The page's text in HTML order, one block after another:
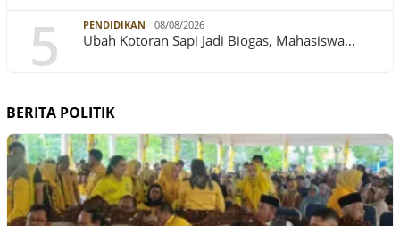
5 PENDIDIKAN 08/08/2026
Ubah Kotoran Sapi Jadi Biogas, Mahasiswa…
BERITA POLITIK